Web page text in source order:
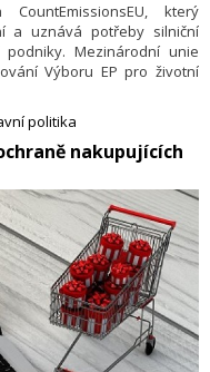
který
a uznává potřeby silniční
Mezinárodní unie
Výboru EP pro životní
třístranných jednání
politika
nakupujících